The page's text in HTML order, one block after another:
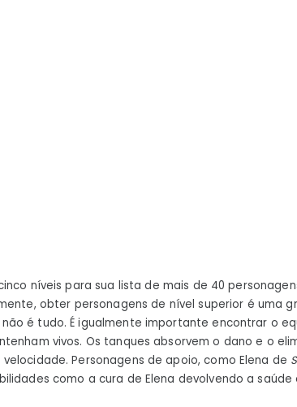
níveis para sua lista de mais de 40
obter personagens de nível superior é uma
é tudo. É igualmente importante encontrar o
vivos. Os tanques absorvem o dano e o
Personagens de apoio, como Elena de
como a cura de Elena devolvendo a